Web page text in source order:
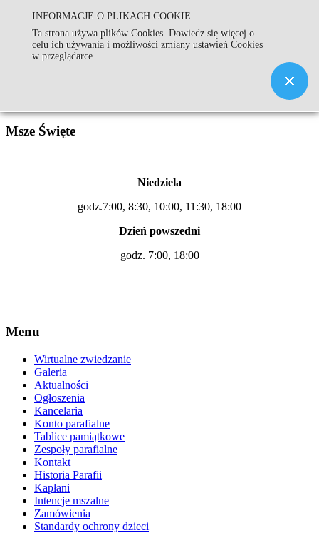
Parafia Św. Andrzeja Apostoła
w Złoczewie
Msze Święte
Niedziela
godz.7:00, 8:30, 10:00, 11:30, 18:00
Dzień powszedni
godz. 7:00, 18:00
Menu
Wirtualne zwiedzanie
Galeria
Aktualności
Ogłoszenia
Kancelaria
Konto parafialne
Tablice pamiątkowe
Zespoły parafialne
Kontakt
Historia Parafii
Kapłani
Intencje mszalne
Zamówienia
Standardy ochrony dzieci
INFORMACJE O PLIKACH COOKIE
Ta strona używa plików Cookies. Dowiedz się więcej o
celu ich używania i możliwości zmiany ustawień Cookies
w przeglądarce.